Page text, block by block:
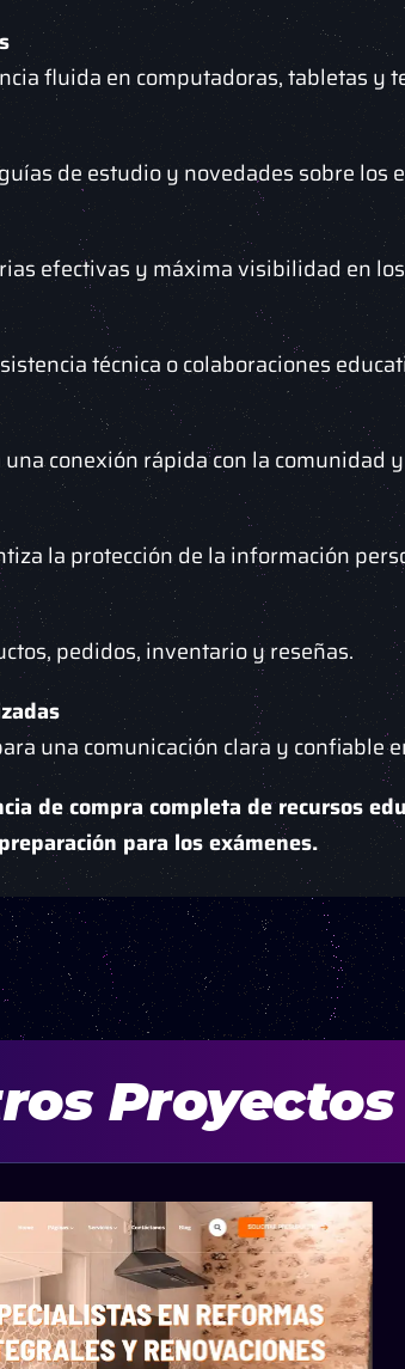
fluida en computadoras, tabletas y
de estudio y novedades sobre los
efectivas y máxima visibilidad en
técnica o colaboraciones
conexión rápida con la comunidad
la protección de la información
pedidos, inventario y reseñas.
una comunicación clara y confiable
de compra completa de recursos
para los exámenes.